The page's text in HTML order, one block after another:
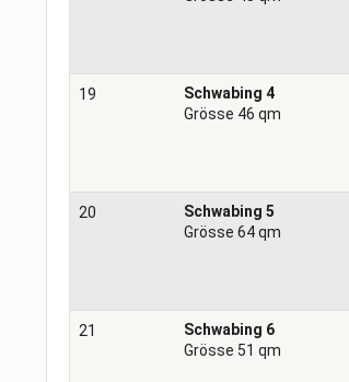
19
Schwabing 4
Grösse 46 qm
20
Schwabing 5
Grösse 64 qm
21
Schwabing 6
Grösse 51 qm